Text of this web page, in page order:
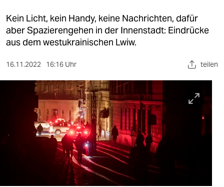
sport
berlin
nord
wahrheit
veranstaltungen
Kein Licht, kein Handy, keine Nachrichten, dafür
aber Spazierengehen in der Innenstadt: Eindrücke
aus dem westukrainischen Lwiw.
16.11.2022 16:16 Uhr teilen